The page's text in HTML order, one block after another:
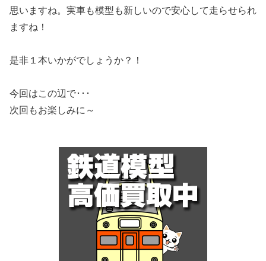
思いますね。実車も模型も新しいので安心して走らせられ
ますね！
是非１本いかがでしょうか？！
今回はこの辺で･･･
次回もお楽しみに～